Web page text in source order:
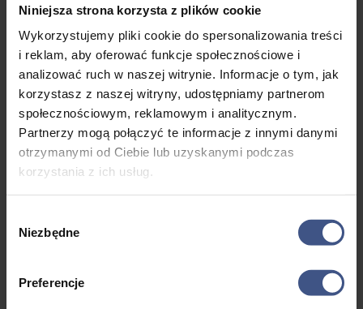
Niniejsza strona korzysta z plików cookie
Wykorzystujemy pliki cookie do spersonalizowania treści
i reklam, aby oferować funkcje społecznościowe i
analizować ruch w naszej witrynie. Informacje o tym, jak
korzystasz z naszej witryny, udostępniamy partnerom
społecznościowym, reklamowym i analitycznym.
Partnerzy mogą połączyć te informacje z innymi danymi
otrzymanymi od Ciebie lub uzyskanymi podczas
korzystania z ich usług.
zgody
Niezbędne
Preferencje
KOLONIEX Milenialsi na gigancie – Kolonie dla dorosłych